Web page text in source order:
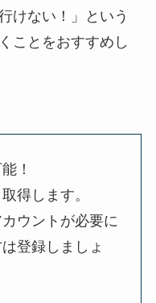
けない！」という
ことをおすすめし
！
得します。
ウントが必要に
登録しましょ